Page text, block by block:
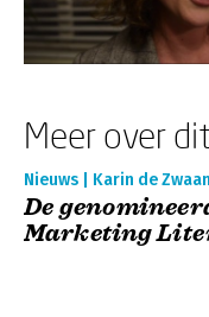
Meer over
Nieuws | Karin de Zwaan
De
Marketing